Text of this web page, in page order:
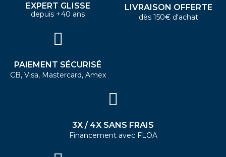
EXPERT GLISSE
depuis +40 ans
LIVRAISON OFFERTE
dès 150€ d'achat
PAIEMENT SÉCURISÉ
CB, Visa, Mastercard, Amex
3X / 4X SANS FRAIS
Financement avec FLOA